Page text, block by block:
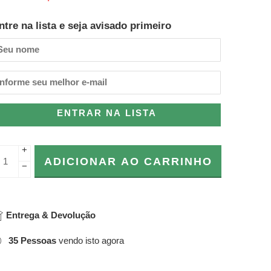
na lista e seja avisado primeiro
ENTRAR NA LISTA
+
−
ADICIONAR AO CARRINHO
Entrega & Devolução
35 Pessoas vendo isto agora